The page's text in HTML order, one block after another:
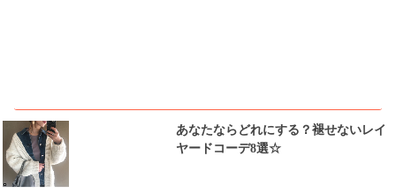
あなたならどれにする？褪せないレイ
ヤードコーデ8選☆